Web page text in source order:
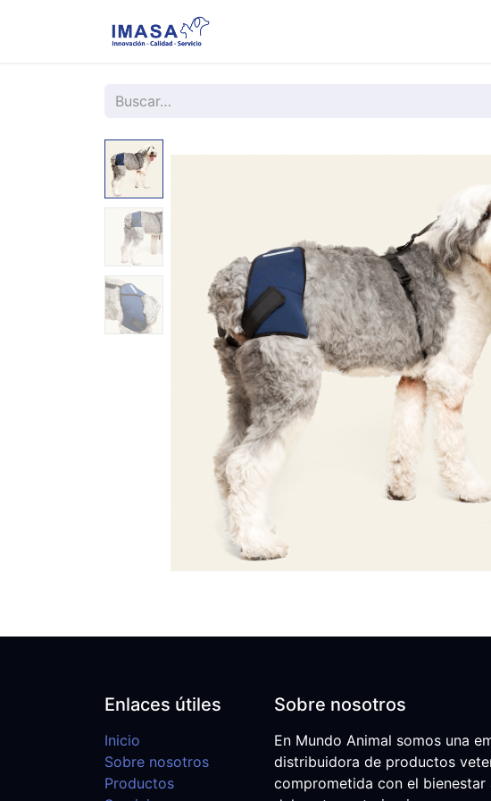
Enlaces útiles
Inicio
Sobre nosotros
Productos
Sobre nosotros
En Mundo Animal somos una
distribuidora de productos
comprometida con el